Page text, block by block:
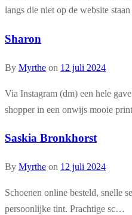
langs die niet op de website
Sharon
By Myrthe on 12 juli 2024
Via Instagram (dm) een hele
shopper in een onwijs mooie
Saskia Bronkhorst
By Myrthe on 12 juli 2024
Schoenen online besteld, snelle
persoonlijke tint. Prachtige sc…